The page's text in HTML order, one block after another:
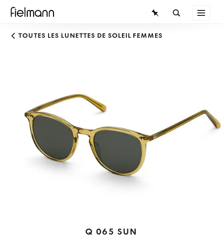
LUNETTES
CONNAISSANCES
SERVICE
TOUTES LES LUNETTES DE SOLEIL FEMMES
Q 065 SUN